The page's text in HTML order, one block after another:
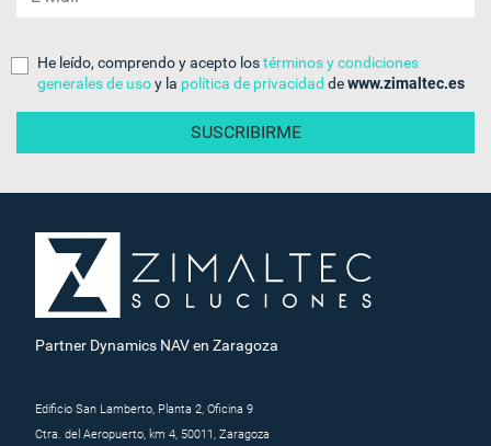
He leído, comprendo y acepto lostérminos y condiciones
generales de usoy la política de privacidad dewww.zimaltec.es
Partner Dynamics NAV en Zaragoza
Edificio San Lamberto, Planta 2, Oficina 9
Ctra. del Aeropuerto, km 4, 50011, Zaragoza